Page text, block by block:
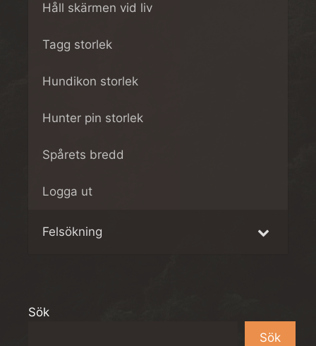
Håll skärmen vid liv
Tagg storlek
Hundikon storlek
Hunter pin storlek
Spårets bredd
Logga ut
Felsökning
Sök
Sök